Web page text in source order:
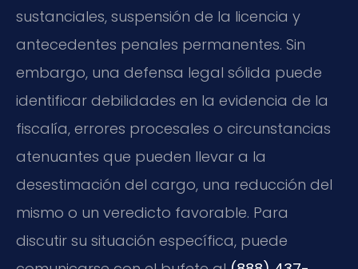
sustanciales, suspensión de la licencia y
antecedentes penales permanentes. Sin
embargo, una defensa legal sólida puede
identificar debilidades en la evidencia de la
fiscalía, errores procesales o circunstancias
atenuantes que pueden llevar a la
desestimación del cargo, una reducción del
mismo o un veredicto favorable. Para
discutir su situación específica, puede